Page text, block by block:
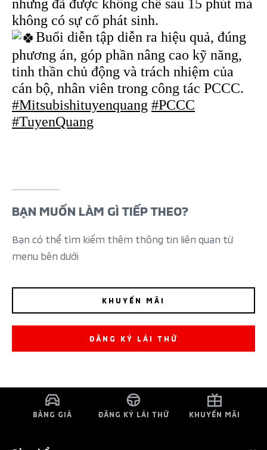
nhưng đã được khống chế sau 15 phút mà
không có sự cố phát sinh.
Buổi diễn tập diễn ra hiệu quả, đúng
phương án, góp phần nâng cao kỹ năng,
tinh thần chủ động và trách nhiệm của
cán bộ, nhân viên trong công tác PCCC.
#Mitsubishituyenquang #PCCC
#TuyenQuang
BẠN MUỐN LÀM GÌ TIẾP THEO?
Bạn có thể tìm kiếm thêm thông tin liên quan từ
menu bên dưới
KHUYẾN MÃI
ĐĂNG KÝ LÁI THỬ
BẢNG GIÁ ĐĂNG KÝ LÁI THỬ KHUYẾN MÃI